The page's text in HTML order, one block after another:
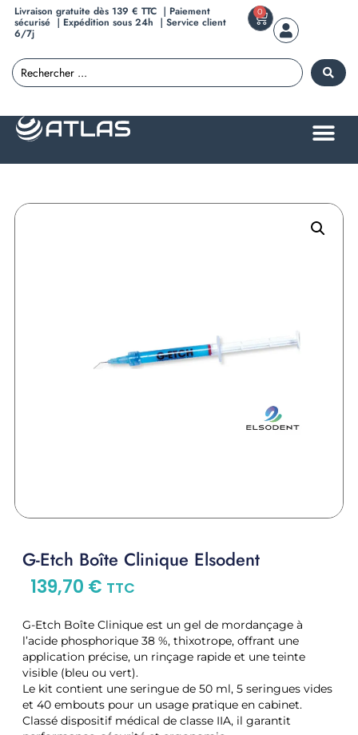
Livraison gratuite dès 139 € TTC ｜Paiement
sécurisé ｜Expédition sous 24h ｜Service client
6/7j
0
G-Etch Boîte Clinique Elsodent
139,70 € TTC
G-Etch Boîte Clinique est un gel de mordançage à
l’acide phosphorique 38 %, thixotrope, offrant une
application précise, un rinçage rapide et une teinte
visible (bleu ou vert).
Le kit contient une seringue de 50 ml, 5 seringues vides
et 40 embouts pour un usage pratique en cabinet.
Classé dispositif médical de classe IIA, il garantit